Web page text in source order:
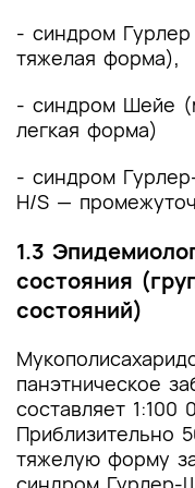
- синдром
тяжелая форма),
- синдром Шейе
легкая форма)
- синдром
H/S —
1.3
состояния
состояний)
панэтническое
составляет
Приблизительно
тяжелую форму